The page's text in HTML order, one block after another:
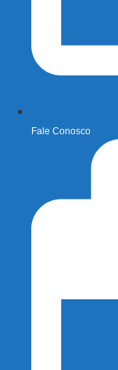
Fale Conosco